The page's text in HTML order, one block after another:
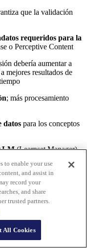
que la validación
requeridos para la
o Perceptive Content
debería aumentar a
mejores resultados de
; más procesamiento
datos para los conceptos
(Learnset Manager)
de seguridad de
el reprocesamiento
ERP
sobre los
el tercer
to enable your use
and assist in
record your
and share
trusted partners.
All Cookies